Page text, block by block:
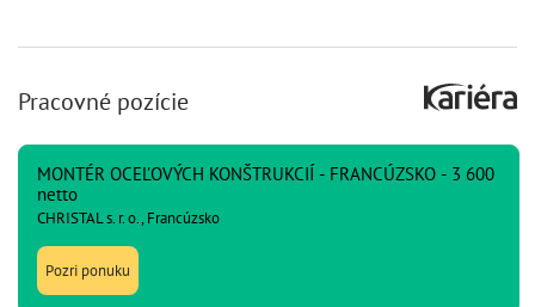
Pracovné pozície
MONTÉR OCEĽOVÝCH KONŠTRUKCIÍ - FRANCÚZSKO - 3 600
netto
CHRISTAL s. r. o., Francúzsko
Pozri ponuku